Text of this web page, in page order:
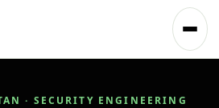
· SECURITY ENGINEERING